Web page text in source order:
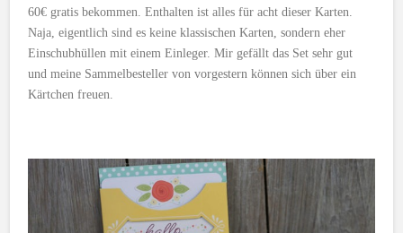
60€ gratis bekommen. Enthalten ist alles für acht dieser Karten.
Naja, eigentlich sind es keine klassischen Karten, sondern eher
Einschubhüllen mit einem Einleger. Mir gefällt das Set sehr gut
und meine Sammelbesteller von vorgestern können sich über ein
Kärtchen freuen.